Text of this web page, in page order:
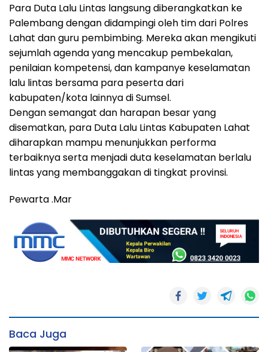
Para Duta Lalu Lintas langsung diberangkatkan ke
Palembang dengan didampingi oleh tim dari Polres
Lahat dan guru pembimbing. Mereka akan mengikuti
sejumlah agenda yang mencakup pembekalan,
penilaian kompetensi, dan kampanye keselamatan
lalu lintas bersama para peserta dari
kabupaten/kota lainnya di Sumsel.
Dengan semangat dan harapan besar yang
disematkan, para Duta Lalu Lintas Kabupaten Lahat
diharapkan mampu menunjukkan performa
terbaiknya serta menjadi duta keselamatan berlalu
lintas yang membanggakan di tingkat provinsi.
Pewarta .Mar
Baca Juga